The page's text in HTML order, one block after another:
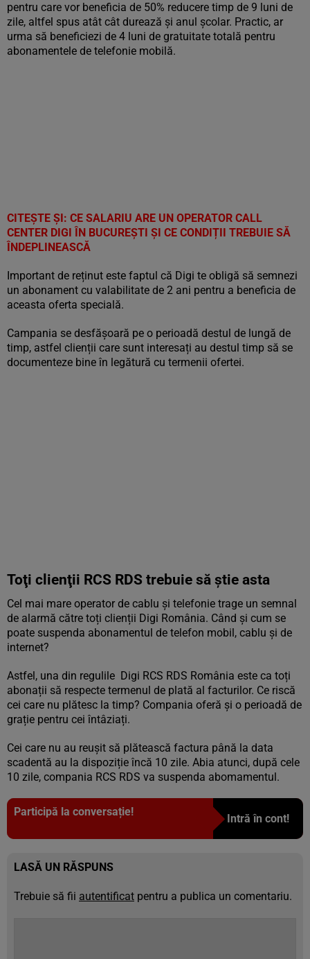
pentru care vor beneficia de 50% reducere timp de 9 luni de
zile, altfel spus atât cât durează și anul școlar. Practic, ar
urma să beneficiezi de 4 luni de gratuitate totală pentru
abonamentele de telefonie mobilă.
CITEȘTE ȘI: CE SALARIU ARE UN OPERATOR CALL
CENTER DIGI ÎN BUCUREȘTI ȘI CE CONDIȚII TREBUIE SĂ
ÎNDEPLINEASCĂ
Important de reținut este faptul că Digi te obligă să semnezi
un abonament cu valabilitate de 2 ani pentru a beneficia de
aceasta oferta specială.
Campania se desfășoară pe o perioadă destul de lungă de
timp, astfel clienții care sunt interesați au destul timp să se
documenteze bine în legătură cu termenii ofertei.
Toţi clienţii RCS RDS trebuie să ştie asta
Cel mai mare operator de cablu și telefonie trage un semnal
de alarmă către toți clienții Digi România. Când și cum se
poate suspenda abonamentul de telefon mobil, cablu și de
internet?
Astfel, una din regulile Digi RCS RDS România este ca toți
abonații să respecte termenul de plată al facturilor. Ce riscă
cei care nu plătesc la timp? Compania oferă și o perioadă de
grație pentru cei întâziați.
Cei care nu au reușit să plătească factura până la data
scadentă au la dispoziție încă 10 zile. Abia atunci, după cele
10 zile, compania RCS RDS va suspenda abomamentul.
Participă la conversație!
Intră în cont!
LASĂ UN RĂSPUNS
Trebuie să fii autentificat pentru a publica un comentariu.